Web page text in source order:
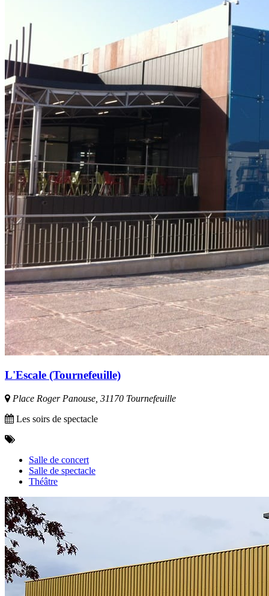
L'Escale (Tournefeuille)
Place Roger Panouse, 31170 Tournefeuille
Les soirs de spectacle
Salle de concert
Salle de spectacle
Théâtre